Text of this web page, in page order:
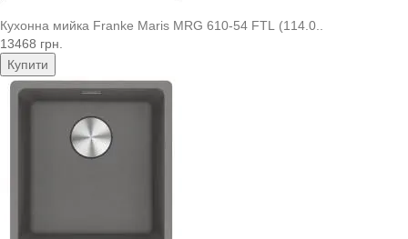
Кухонна мийка Franke Maris MRG 610-54 FTL (114.0..
13468 грн.
Купити